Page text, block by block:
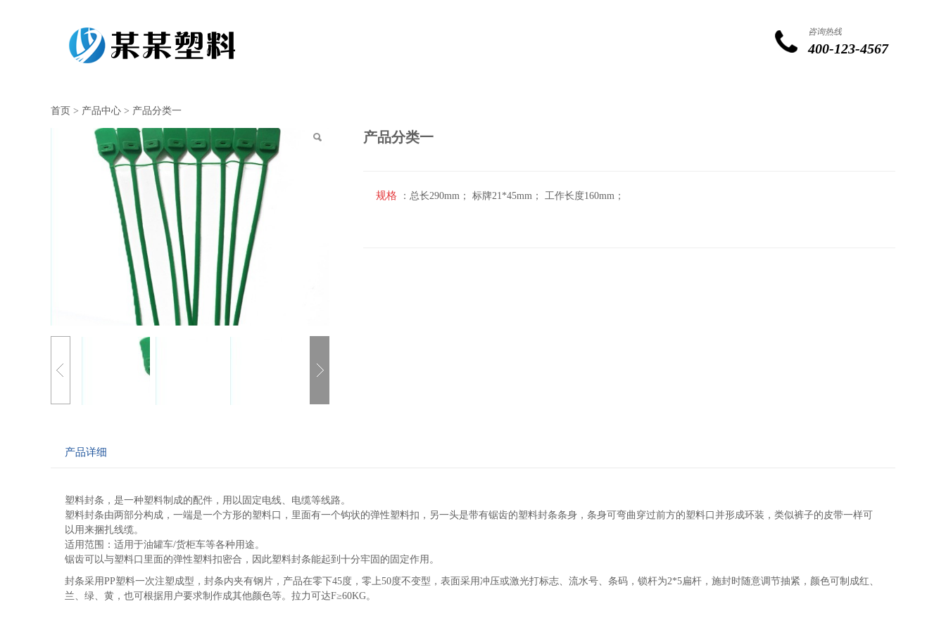
咨询热线
400-123-4567
首页 > 产品中心 > 产品分类一
产品分类一
规格 ：总长290mm； 标牌21*45mm； 工作长度160mm；
产品详细
塑料封条，是一种塑料制成的配件，用以固定电线、电缆等线路。
塑料封条由两部分构成，一端是一个方形的塑料口，里面有一个钩状的弹性塑料扣，另一头是带有锯齿的塑料封条条身，条身可弯曲穿过前方的塑料口并形成环装，类似裤子的皮带一样可
以用来捆扎线缆。
适用范围：适用于油罐车/货柜车等各种用途。
锯齿可以与塑料口里面的弹性塑料扣密合，因此塑料封条能起到十分牢固的固定作用。
封条采用PP塑料一次注塑成型，封条内夹有钢片，产品在零下45度，零上50度不变型，表面采用冲压或激光打标志、流水号、条码，锁杆为2*5扁杆，施封时随意调节抽紧，颜色可制成红、
兰、绿、黄，也可根据用户要求制作成其他颜色等。拉力可达F≥60KG。